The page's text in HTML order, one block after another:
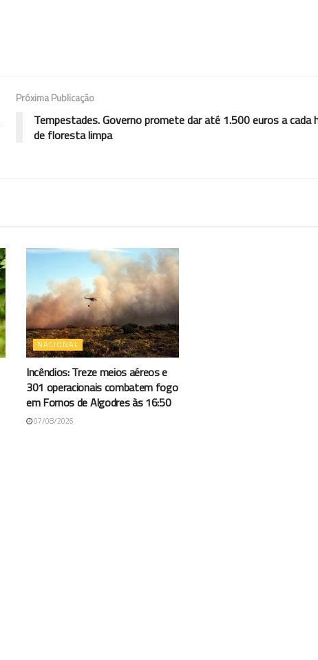
Próxima Publicação
Tempestades. Governo promete dar até 1.500 euros a cada
de floresta limpa
NACIONAL
Incêndios: Treze meios aéreos e
301 operacionais combatem fogo
em Fornos de Algodres às 16:50
07/08/2026